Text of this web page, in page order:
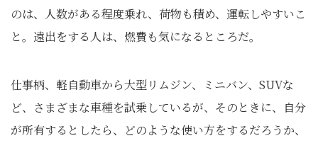
のは、人数がある程度乗れ、荷物も積め、運転しやすいこ
と。遠出をする人は、燃費も気になるところだ。
仕事柄、軽自動車から大型リムジン、ミニバン、SUVな
ど、さまざまな車種を試乗しているが、そのときに、自分
が所有するとしたら、どのような使い方をするだろうか、